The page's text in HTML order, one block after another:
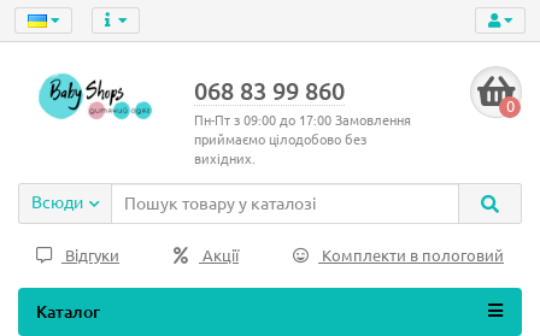
068 83 99 860
Пн-Пт з 09:00 до 17:00 Замовлення
приймаємо цілодобово без
вихідних.
0
Всюди
Відгуки Акції Комплекти в пологовий
Каталог